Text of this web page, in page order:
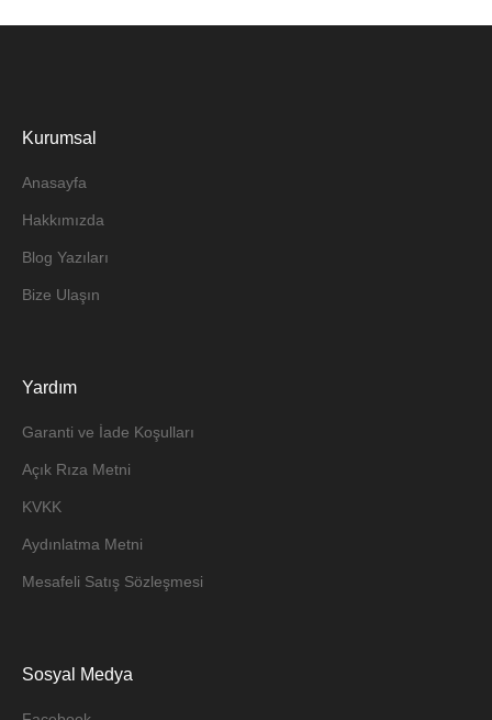
Kurumsal
Anasayfa
Hakkımızda
Blog Yazıları
Bize Ulaşın
Yardım
Garanti ve İade Koşulları
Açık Rıza Metni
KVKK
Aydınlatma Metni
Mesafeli Satış Sözleşmesi
Sosyal Medya